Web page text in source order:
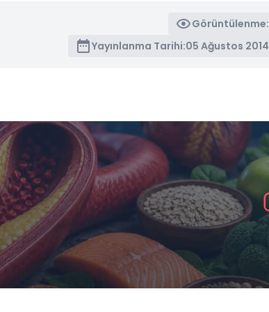
Görüntülenme:
Yayınlanma Tarihi:05 Ağustos 2014